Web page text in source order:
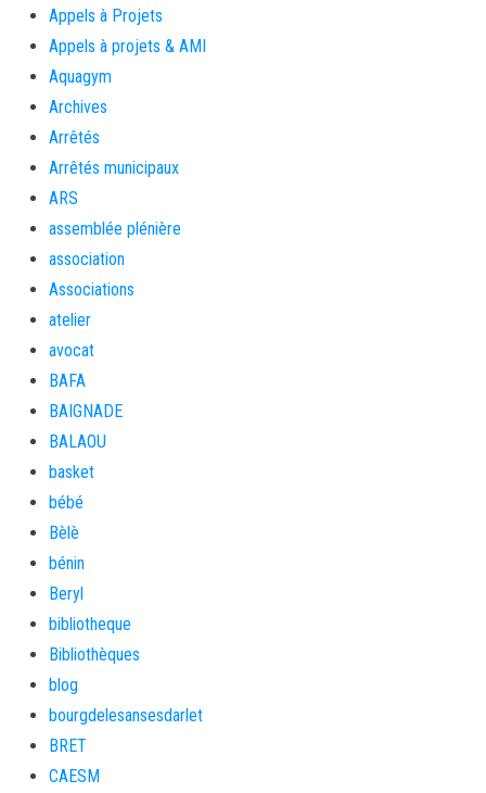
Appels à Projets
Appels à projets & AMI
Aquagym
Archives
Arrêtés
Arrêtés municipaux
ARS
assemblée plénière
association
Associations
atelier
avocat
BAFA
BAIGNADE
BALAOU
basket
bébé
Bèlè
bénin
Beryl
bibliotheque
Bibliothèques
blog
bourgdelesansesdarlet
BRET
CAESM